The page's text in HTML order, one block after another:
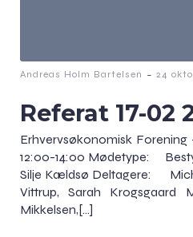
Andreas Holm Bartelsen - 24
Referat 17-02
Erhvervsøkonomisk Forening
12:00-14:00 Mødetype:
Silje Kældsø Deltagere:
Vittrup, Sarah Krogsgaard
Mikkelsen,[…]